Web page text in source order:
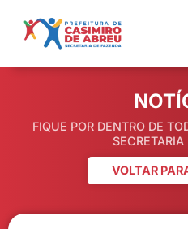
FIQUE POR DENTRO DE
SECRETARIA
VOLTAR